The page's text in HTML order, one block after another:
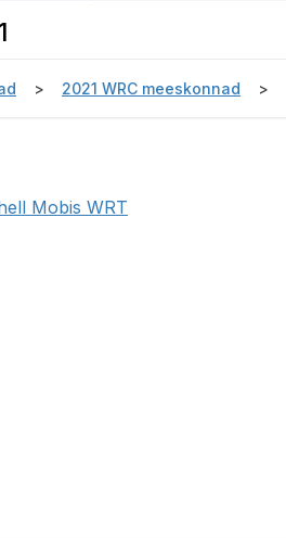
2021 WRC meeskonnad
Mobis WRT